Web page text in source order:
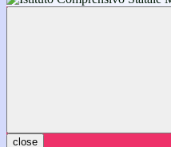
inizieranno il 14 settembre
close